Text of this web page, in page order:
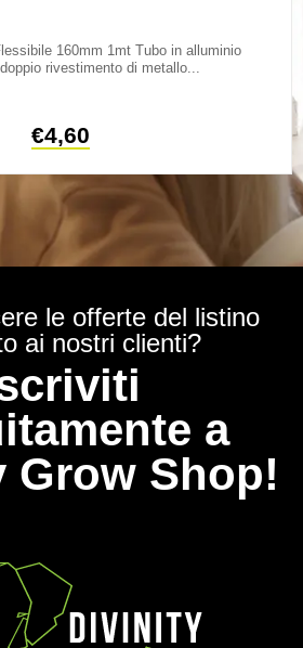
160mm 1mt Tubo in alluminio
rivestimento di metallo...
€4,60
le offerte del listino
ai nostri clienti?
a
Grow Shop!